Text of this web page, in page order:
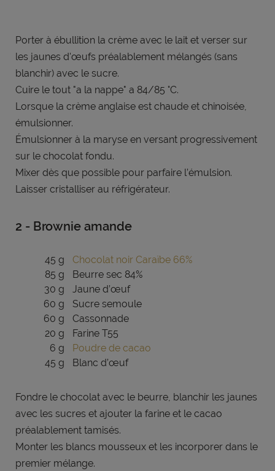
Porter à ébullition la crème avec le lait et verser sur
les jaunes d'œufs préalablement mélangés (sans
blanchir) avec le sucre.
Cuire le tout "a la nappe" a 84/85 °C.
Lorsque la crème anglaise est chaude et chinoisée,
émulsionner.
Émulsionner à la maryse en versant progressivement
sur le chocolat fondu.
Mixer dès que possible pour parfaire l’émulsion.
Laisser cristalliser au réfrigérateur.
2 - Brownie amande
45 g
Chocolat noir Caraïbe 66%
85 g
Beurre sec 84%
30 g
Jaune d’œuf
60 g
Sucre semoule
60 g
Cassonnade
20 g
Farine T55
6 g
Poudre de cacao
45 g
Blanc d’œuf
Fondre le chocolat avec le beurre, blanchir les jaunes
avec les sucres et ajouter la farine et le cacao
préalablement tamisés.
Monter les blancs mousseux et les incorporer dans le
premier mélange.